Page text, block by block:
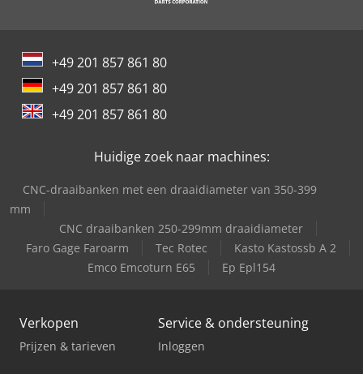
+49 201 857 861 80
+49 201 857 861 80
+49 201 857 861 80
Huidige zoek naar machines:
CNC-draaibanken met een draaidiameter van 350-399
mm
CNC draaibanken 250-299mm draaidiameter
Faro Gage Faroarm
Tec Rotec
Kasto Kastossb A 2
Emco Emcoturn E65
Ep Epl154
Verkopen
Prijzen & tarieven
Service & ondersteuning
Inloggen